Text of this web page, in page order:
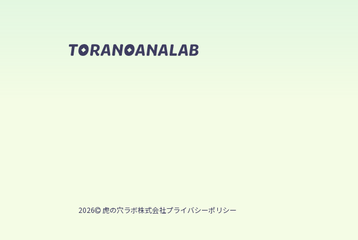
2026 虎の穴ラボ株式会社プライバシーポリシー